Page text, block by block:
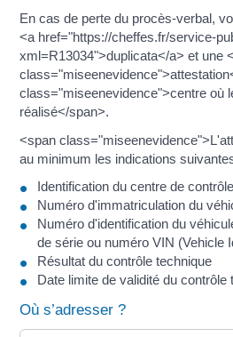
En cas de perte du procès-verbal,
<a href="https://cheffes.fr/service-
xml=R13034">duplicata</a> et une
class="miseenevidence">centre où
réalisé</span>.
<span
au minimum les indications
Identification du centre de contrôle
Numéro d'immatriculation du
Numéro d'identification du
de série ou numéro VIN (Vehicle
Résultat du contrôle technique
Date limite de validité du contrôle
Où s’adresser ?